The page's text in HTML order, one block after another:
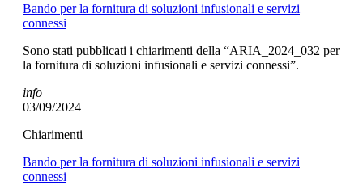
Bando per la fornitura di soluzioni infusionali e servizi
connessi
Sono stati pubblicati i chiarimenti della “ARIA_2024_032 per
la fornitura di soluzioni infusionali e servizi connessi”.
info
03/09/2024
Chiarimenti
Bando per la fornitura di soluzioni infusionali e servizi
connessi